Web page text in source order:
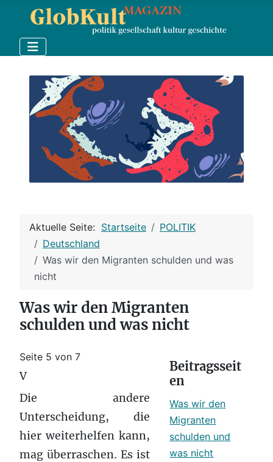
Aktuelle Seite: Startseite
POLITIK
Deutschland
Was wir den Migranten schulden und was
nicht
Was wir den Migranten
schulden und was nicht
Beitragsseit
en
Was wir den
Migranten
schulden und
was nicht
Seite 5 von 7
V
Die andere
Unterscheidung, die
hier weiterhelfen kann,
mag überraschen. Es ist